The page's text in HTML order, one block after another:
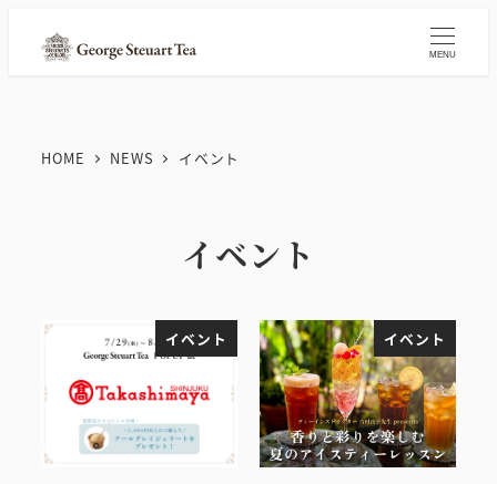
MENU
HOME NEWS イベント
イベント
イベント イベント